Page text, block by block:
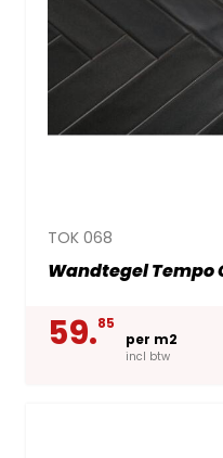
TOK 068
Wandtegel Tempo
59.85
per m2
incl btw